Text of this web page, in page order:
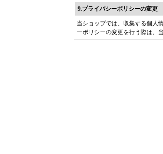
9.プライバシーポリシーの変更
当ショップでは、収集する個人
ーポリシーの変更を行う際は、